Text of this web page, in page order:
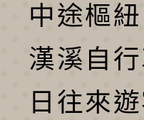
中途樞
漢溪自
日往來